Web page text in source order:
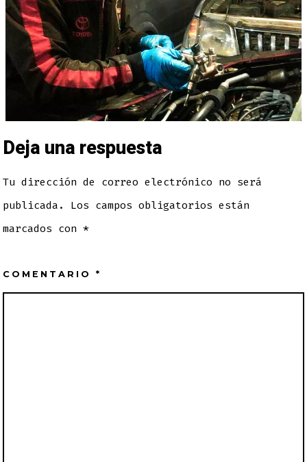
Deja una respuesta
Tu dirección de correo electrónico no será
publicada.
Los campos obligatorios están
marcados con *
COMENTARIO *